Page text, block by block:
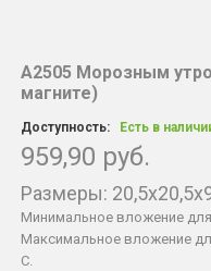
А2505 Морозным
магните)
Доступность: Есть в
959,90 руб.
Размеры:
Минимальное вложение
Максимальное вложение
С.